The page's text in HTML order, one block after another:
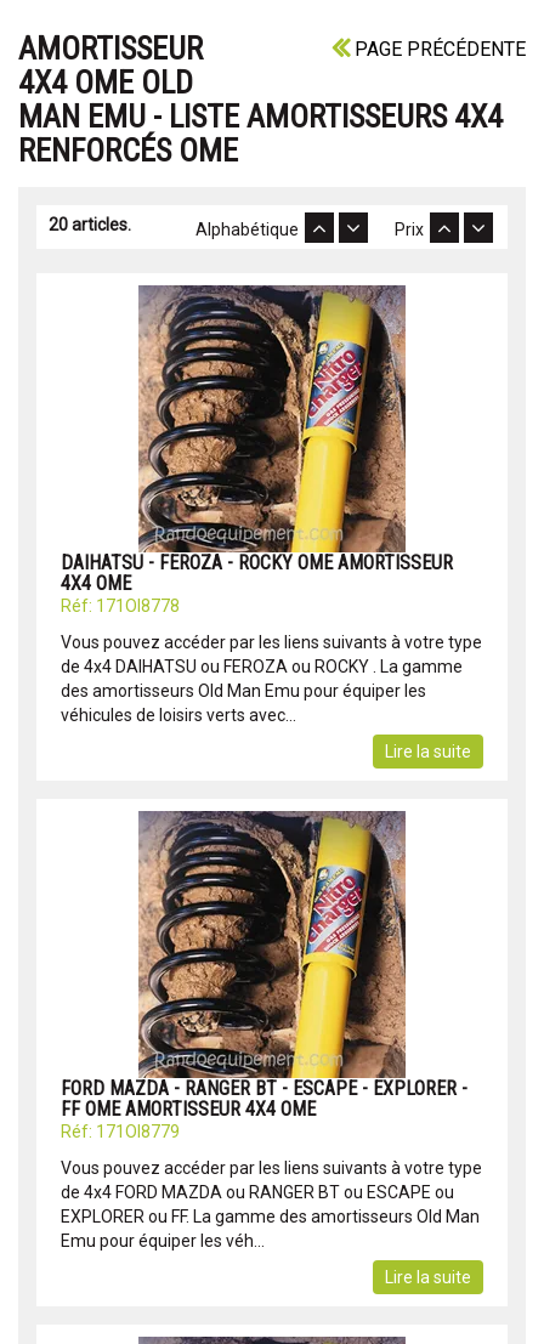
PAGE PRÉCÉDENTE
AMORTISSEUR
4X4 OME OLD
MAN EMU - LISTE AMORTISSEURS 4X4
RENFORCÉS OME
20 articles. Prix
Alphabétique
DAIHATSU - FEROZA - ROCKY OME AMORTISSEUR
4X4 OME
Réf: 171OI8778
Vous pouvez accéder par les liens suivants à votre type
de 4x4 DAIHATSU ou FEROZA ou ROCKY . La gamme
des amortisseurs Old Man Emu pour équiper les
véhicules de loisirs verts avec...
Lire la suite
FORD MAZDA - RANGER BT - ESCAPE - EXPLORER -
FF OME AMORTISSEUR 4X4 OME
Réf: 171OI8779
Vous pouvez accéder par les liens suivants à votre type
de 4x4 FORD MAZDA ou RANGER BT ou ESCAPE ou
EXPLORER ou FF. La gamme des amortisseurs Old Man
Emu pour équiper les véh...
Lire la suite